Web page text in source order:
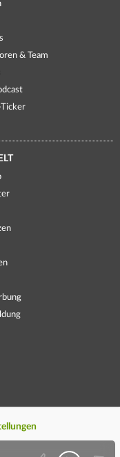
& Team
Ticker